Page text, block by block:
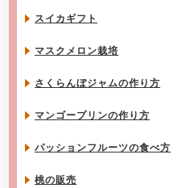
スイカギフト
マスクメロン栽培
さくらんぼジャムの作り方
マンゴープリンの作り方
パッションフルーツの食べ方
桃の販売